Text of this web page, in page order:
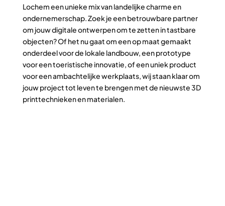
Lochem een unieke mix van landelijke charme en
ondernemerschap. Zoek je een betrouwbare partner
om jouw digitale ontwerpen om te zetten in tastbare
objecten? Of het nu gaat om een op maat gemaakt
onderdeel voor de lokale landbouw, een prototype
voor een toeristische innovatie, of een uniek product
voor een ambachtelijke werkplaats, wij staan klaar om
jouw project tot leven te brengen met de nieuwste 3D
printtechnieken en materialen.